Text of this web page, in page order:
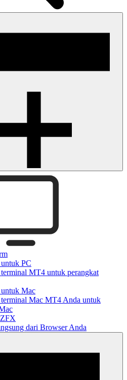
PC
MT4 untuk perangkat
Mac
Mac MT4 Anda untuk
dari Browser Anda